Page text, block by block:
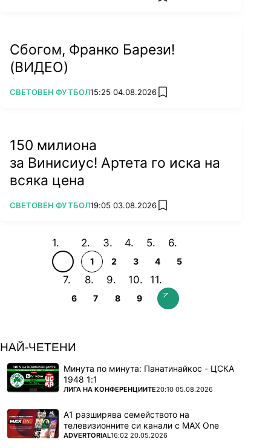
Сбогом, Франко Барези!
(ВИДЕО)
ПОВЕЧЕ ОТ
СВЕТОВЕН ФУТБОЛ15:25 04.08.2026 add favorites
150 милиона
за Винисиус! Артета го иска на
всяка цена
ПОВЕЧЕ ОТ
СВЕТОВЕН ФУТБОЛ19:05 03.08.2026 add favorites
1 2 3 4 5
6 7 8 9
НАЙ-ЧЕТЕНИ
Минута по минута: Панатинайкос - ЦСКА
1948 1:1
ПОВЕЧЕ ОТ
ЛИГА НА КОНФЕРЕНЦИИТЕ20:10 05.08.2026
А1 разширява семейството на
телевизионните си канали с MAX One
ПОВЕЧЕ ОТ
ADVERTORIAL16:02 20.05.2026